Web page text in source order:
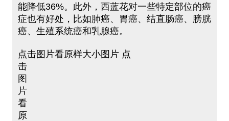
能降低36%。此外，西蓝花对一些特定部位的癌
症也有好处，比如肺癌、胃癌、结直肠癌、膀胱
癌、生殖系统癌和乳腺癌。
点击图片看原样大小图片 点
击
图
片
看
原